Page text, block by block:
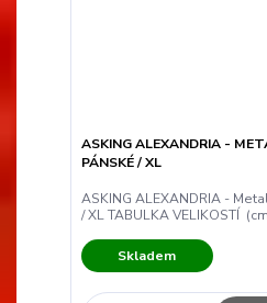
ASKING ALEXANDRIA -
PÁNSKÉ / XL
ASKING ALEXANDRIA -
/ XL TABULKA VELIKOSTÍ
Skladem